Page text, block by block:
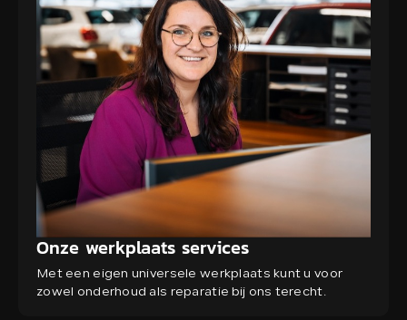
Onze werkplaats services
Met een eigen universele werkplaats kunt u voor
zowel onderhoud als reparatie bij ons terecht.